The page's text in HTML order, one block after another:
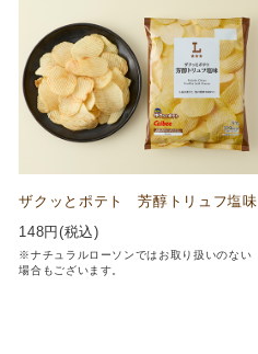
ザクッとポテト 芳醇トリュフ塩味
148円(税込)
※ナチュラルローソンではお取り扱いのない
場合もございます。